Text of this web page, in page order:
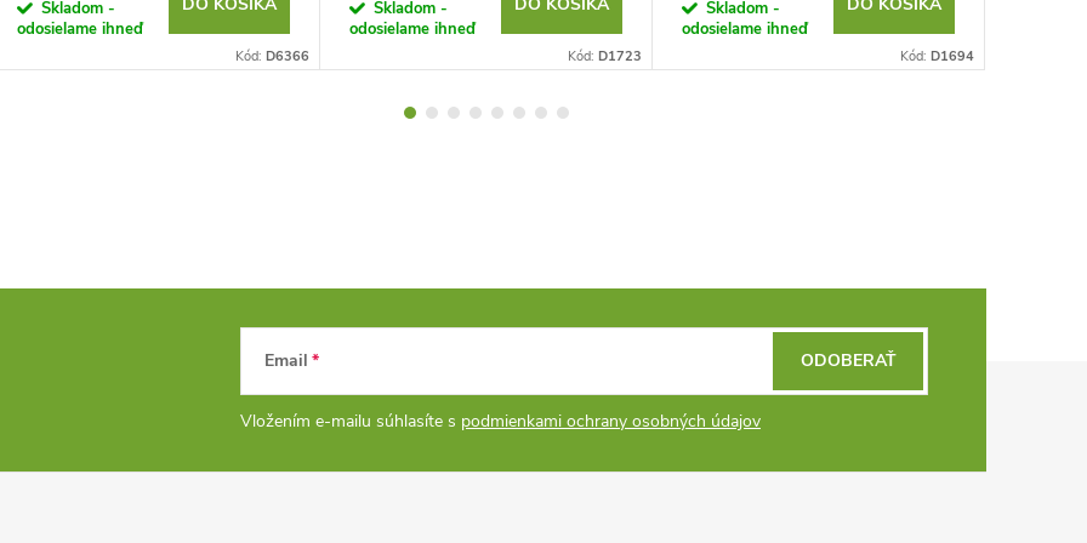
Skladom -
odosielame ihneď
Kód: D6366
Skladom -
odosielame ihneď
Kód: D1723
Skladom -
odosielame ihneď
Kód: D1694
Email
Vložením e-mailu súhlasíte s podmienkami ochrany osobných údajov
ODOBERAŤ